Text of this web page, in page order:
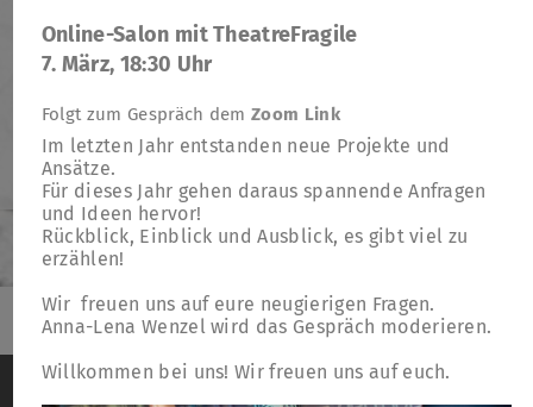
Online-Salon mit TheatreFragile
7. März, 18:30 Uhr
Folgt zum Gespräch demZoom Link
Im letzten Jahr entstanden neue Projekte und
Ansätze.
Für dieses Jahr gehen daraus spannende Anfragen
und Ideen hervor!
Rückblick, Einblick und Ausblick, es gibt viel zu
erzählen!
Wir freuen uns auf eure neugierigen Fragen.
Anna-Lena Wenzel wird das Gespräch moderieren.
Willkommen bei uns! Wir freuen uns auf euch.
.
Wir verwenden Cookies, um das Besucherverhalten
auf der Website anonym zu messen
Weitere